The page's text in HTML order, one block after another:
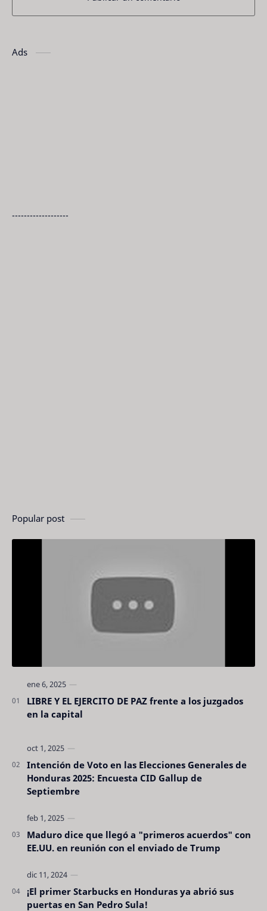
Ads
-------------------
Popular post
LIBRE Y EL EJERCITO DE PAZ frente a los juzgados
en la capital
Intención de Voto en las Elecciones Generales de
Honduras 2025: Encuesta CID Gallup de
Septiembre
Maduro dice que llegó a "primeros acuerdos" con
EE.UU. en reunión con el enviado de Trump
¡El primer Starbucks en Honduras ya abrió sus
puertas en San Pedro Sula!